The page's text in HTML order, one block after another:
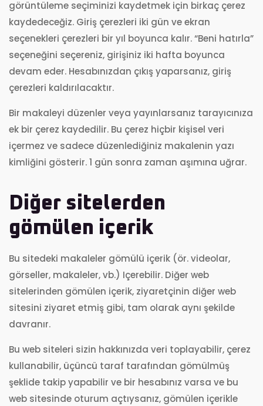
görüntüleme seçiminizi kaydetmek için birkaç çerez
kaydedeceğiz. Giriş çerezleri iki gün ve ekran
seçenekleri çerezleri bir yıl boyunca kalır. “Beni hatırla”
seçeneğini seçereniz, girişiniz iki hafta boyunca
devam eder. Hesabınızdan çıkış yaparsanız, giriş
çerezleri kaldırılacaktır.
Bir makaleyi düzenler veya yayınlarsanız tarayıcınıza
ek bir çerez kaydedilir. Bu çerez hiçbir kişisel veri
içermez ve sadece düzenlediğiniz makalenin yazı
kimliğini gösterir. 1 gün sonra zaman aşımına uğrar.
Diğer sitelerden
gömülen içerik
Bu sitedeki makaleler gömülü içerik (ör. videolar,
görseller, makaleler, vb.) Içerebilir. Diğer web
sitelerinden gömülen içerik, ziyaretçinin diğer web
sitesini ziyaret etmiş gibi, tam olarak aynı şekilde
davranır.
Bu web siteleri sizin hakkınızda veri toplayabilir, çerez
kullanabilir, üçüncü taraf tarafından gömülmüş
şeklide takip yapabilir ve bir hesabınız varsa ve bu
web sitesinde oturum açtıysanız, gömülen içerikle